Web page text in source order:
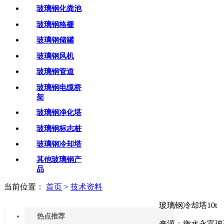
玻璃钢化粪池
玻璃钢格栅
玻璃钢储罐
玻璃钢风机
玻璃钢管道
玻璃钢电缆桥
架
玻璃钢净化塔
玻璃钢标志桩
玻璃钢冷却塔
其他玻璃钢产
品
当前位置： 首页 > 技术资料
热点推荐
玻璃钢冷却塔10t